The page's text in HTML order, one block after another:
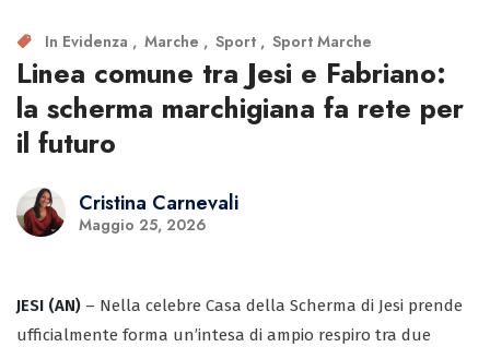
In Evidenza Marche Sport Sport Marche
Linea comune tra Jesi e Fabriano:
la scherma marchigiana fa rete per
il futuro
Cristina Carnevali
Maggio 25, 2026
JESI (AN) – Nella celebre Casa della Scherma di Jesi prende
ufficialmente forma un’intesa di ampio respiro tra due